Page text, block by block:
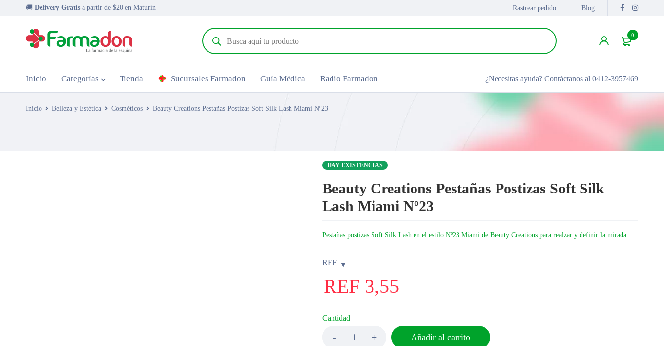
🚚 Delivery Gratis a partir de $20 en Maturín Rastrear pedido Blog
0
Inicio Categorías Tienda Sucursales Farmadon Guía Médica Radio Farmadon ¿Necesitas ayuda? Contáctanos al 0412-3957469
Inicio Belleza y Estética Cosméticos Beauty Creations Pestañas Postizas Soft Silk Lash Miami Nº23
HAY EXISTENCIAS
Beauty Creations Pestañas Postizas Soft Silk
Lash Miami Nº23
Pestañas postizas Soft Silk Lash en el estilo Nº23 Miami de Beauty Creations para realzar y definir la mirada.
REF
REF 3,55
Cantidad
Añadir al carrito